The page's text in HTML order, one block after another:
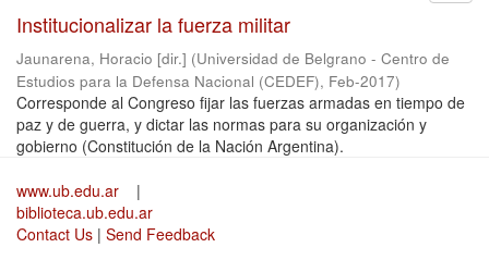
Institucionalizar la fuerza militar
Jaunarena, Horacio [dir.] (Universidad de Belgrano - Centro de
Estudios para la Defensa Nacional (CEDEF), Feb-2017)
Corresponde al Congreso fijar las fuerzas armadas en tiempo de
paz y de guerra, y dictar las normas para su organización y
gobierno (Constitución de la Nación Argentina).
www.ub.edu.ar
|
biblioteca.ub.edu.ar
Contact Us | Send Feedback